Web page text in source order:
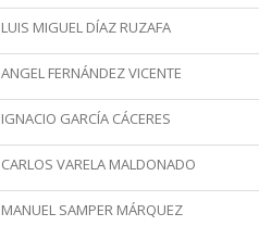
LUIS MIGUEL DÍAZ RUZAFA
ANGEL FERNÁNDEZ VICENTE
IGNACIO GARCÍA CÁCERES
CARLOS VARELA MALDONADO
MANUEL SAMPER MÁRQUEZ